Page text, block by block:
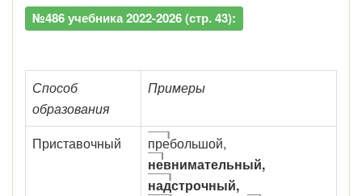
№486 учебника 2022-2026 (стр. 43):
Способ
образования
Примеры
Приставочный пребольшой,
невнимательный,
надстрочный,